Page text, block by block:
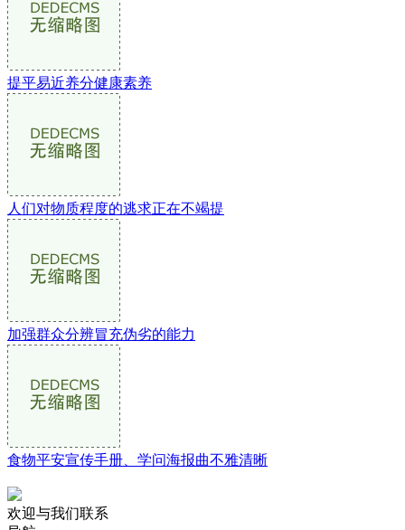
提平易近养分健康素养
人们对物质程度的逃求正在不竭提
加强群众分辨冒充伪劣的能力
食物平安宣传手册、学问海报曲不雅清晰
欢迎与我们联系